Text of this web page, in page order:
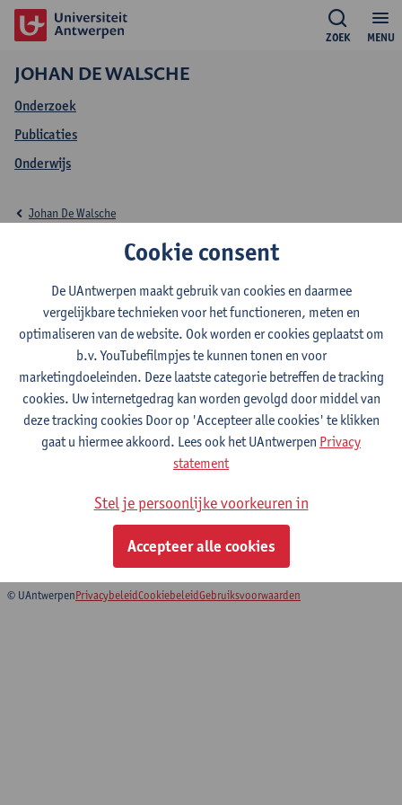
MENU
ZOEK
JOHAN DE WALSCHE
Onderzoek
Publicaties
Onderwijs
Onderwijs Johan De
Walsche
Johan De Walsche
2026-2027 2024-2025 2023-2024
Architectural Design 2
Educatieve master in de ontwerpwetenschappen:
architectuur
Faculty of Design Sciences: Course Catalogue
© UAntwerpenPrivacybeleidCookiebeleidGebruiksvoorwaarden
Cookie consent
De UAntwerpen maakt gebruik van cookies en daarmee
vergelijkbare technieken voor het functioneren, meten en
optimaliseren van de website. Ook worden er cookies geplaatst om
b.v. YouTubefilmpjes te kunnen tonen en voor
marketingdoeleinden. Deze laatste categorie betreffen de tracking
cookies. Uw internetgedrag kan worden gevolgd door middel van
deze tracking cookies Door op 'Accepteer alle cookies' te klikken
gaat u hiermee akkoord. Lees ook het UAntwerpen Privacy
statement
Stel je persoonlijke voorkeuren in
Accepteer alle cookies